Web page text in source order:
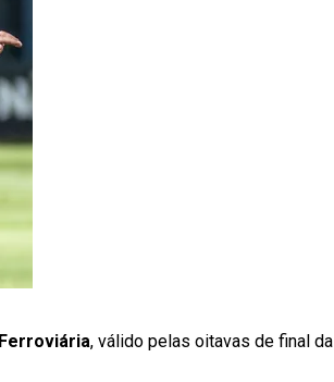
Ferroviária, válido pelas oitavas de final da